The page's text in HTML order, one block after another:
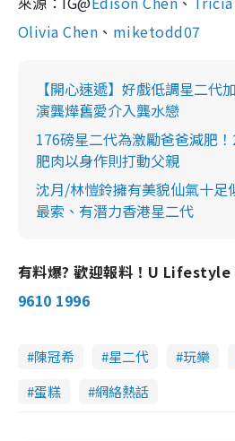
Olivia Chen 、 miketodd07
【開心速遞】好戲低調星二代
演龔燁舊愛介入龔水戀
176磅星二代為激勵爸爸減肥
肥肉以身作則打動父親
沈月/林愷鈴擁有美貌仙氣十
最索、有潛力香港星二代
有料爆? 歡迎報料！U
9610 1996
陳冠希 星二代 玩樂
蛋糕
網絡熱話